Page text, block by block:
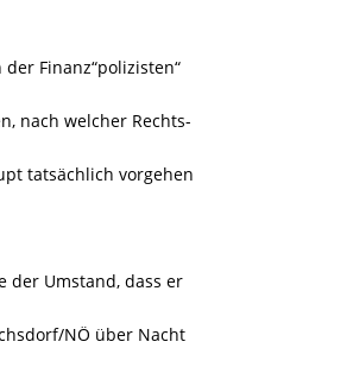
Finanz“polizisten“
nach welcher Rechts-
tatsächlich vorgehen
der Umstand, dass er
NÖ über Nacht